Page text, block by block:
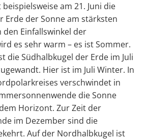
am 21. Juni die
Erde der Sonne am stärksten
Einfallswinkel der
es sehr warm – es ist Sommer.
die Südhalbkugel der Erde im Juli
Hier ist im Juli Winter. In
verschwindet in
die Sonne
Horizont. Zur Zeit der
im Dezember sind die
Auf der Nordhalbkugel ist